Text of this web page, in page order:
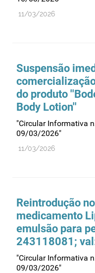
11/03/2026
Suspensão
do produto
Body Lotion''
"Circular Informativa
09/03/2026"
11/03/2026
Reintrodução
medicamento
emulsão para
243118081;
"Circular Informativa
09/03/2026"